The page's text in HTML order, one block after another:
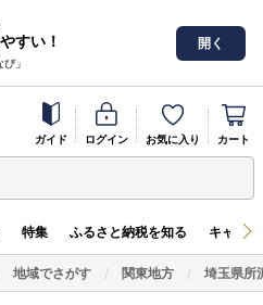
すい！
」
開く
ガイド ログイン お気に入り カート
特集 ふるさと納税を知る キャン
地域でさがす 関東地方 埼玉県所